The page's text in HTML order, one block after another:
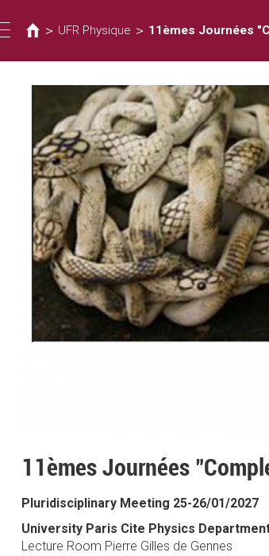
Toggle
navigation
are
here
> UFR Physique > 11èmes Journées
11èmes Journées
Pluridisciplinary Meeting 25-26/01/2027
University Paris Cite Physics
Lecture Room Pierre Gilles de Gennes